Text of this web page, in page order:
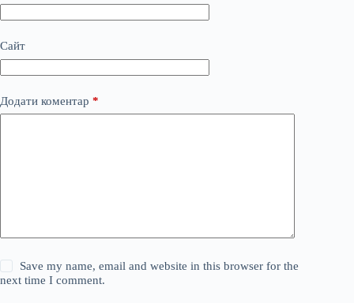
Сайт
Додати коментар *
Save my name, email and website in this browser for the
next time I comment.